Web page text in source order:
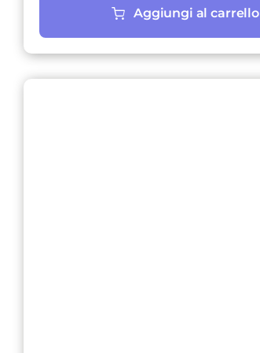
Aggiungi al carrello